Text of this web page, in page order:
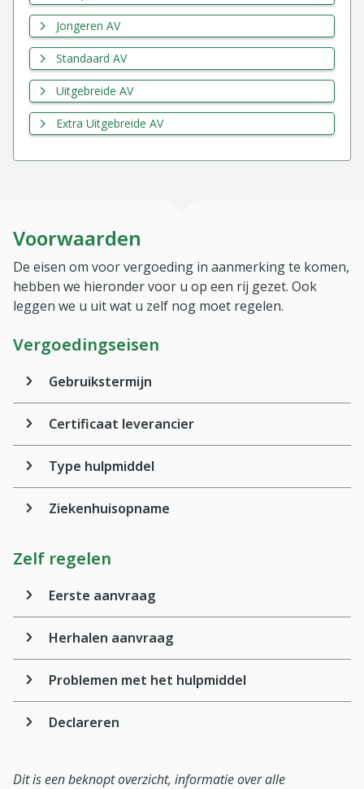
Jongeren AV
Standaard AV
Uitgebreide AV
Extra Uitgebreide AV
Voorwaarden
De eisen om voor vergoeding in aanmerking te komen,
hebben we hieronder voor u op een rij gezet. Ook
leggen we u uit wat u zelf nog moet regelen.
Vergoedingseisen
Gebruikstermijn
Certificaat leverancier
Type hulpmiddel
Ziekenhuisopname
Zelf regelen
Eerste aanvraag
Herhalen aanvraag
Problemen met het hulpmiddel
Declareren
Dit is een beknopt overzicht, informatie over alle